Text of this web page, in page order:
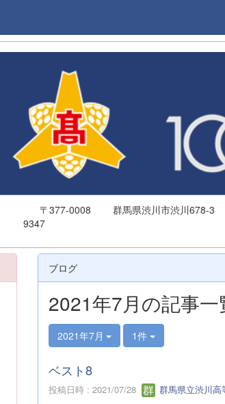
〒377-0008 群馬県渋川市渋川678-
ブログ
2021年7月の記事一
2021年7月 1件
ベスト8
投稿日時 : 2021/07/28 群馬県立渋川高